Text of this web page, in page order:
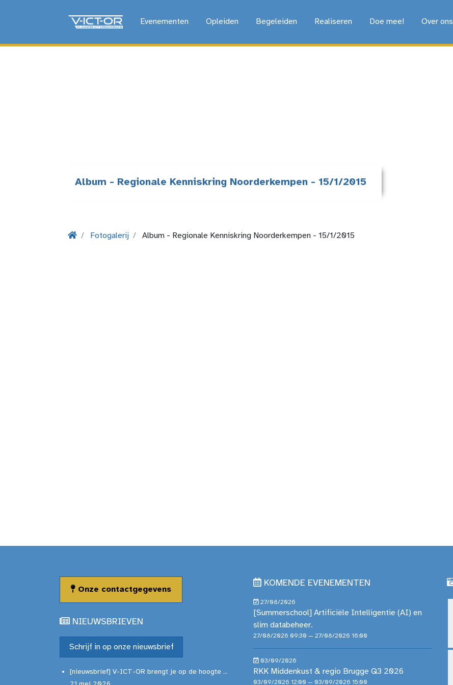
Evenementen Opleiden Begeleiden Realiseren Doe mee! Over ons
Album - Regionale Kenniskring Noorderkempen - 15/1/2015
Fotogalerij Album - Regionale Kenniskring Noorderkempen - 15/1/2015
Onze contactgegevens
NIEUWSBRIEVEN
Schrijf in op onze nieuwsbrief
[nieuwsbrief] V-ICT-OR brengt je op de hoogte ...
KOMENDE EVENEMENTEN
27/08/2026
[Summerschool] Artificiële Intelligentie (AI) en
slim databeheer.
27/08/2026 09:30 — 27/08/2026 16:00
03/09/2026
RKK Middenkust & regio Brugge Q3 2026
03/09/2026 12:00 — 03/09/2026 15:00